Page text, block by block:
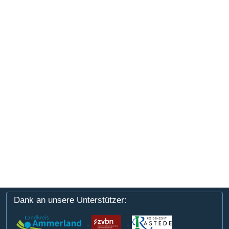
Dank an unsere Unterstützer: